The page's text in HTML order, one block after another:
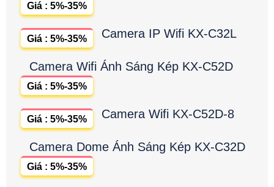
Giá : 5%-35%
Camera IP Wifi KX-C32L
Giá : 5%-35%
Camera Wifi Ánh Sáng Kép KX-C52D
Giá : 5%-35%
Camera Wifi KX-C52D-8
Giá : 5%-35%
Camera Dome Ánh Sáng Kép KX-C32D
Giá : 5%-35%